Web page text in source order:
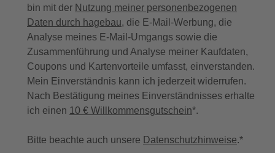
bin mit der Nutzung meiner personenbezogenen
Daten durch hagebau, die E-Mail-Werbung, die
Analyse meines E-Mail-Umgangs sowie die
Zusammenführung und Analyse meiner Kaufdaten,
Coupons und Kartenvorteile umfasst, einverstanden.
Mein Einverständnis kann ich jederzeit widerrufen.
Nach Bestätigung meines Einverständnisses erhalte
ich einen 10 € Willkommensgutschein*.
Bitte beachte auch unsere Datenschutzhinweise.